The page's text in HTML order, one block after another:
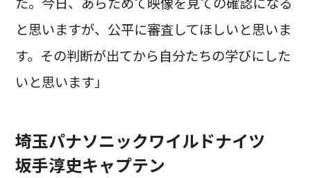
と思いますが、公平に審査してほしいと思いま
す。その判断が出てから自分たちの学びにした
いと思います」
埼玉パナソニックワイルドナイツ
坂手淳史キャプテン